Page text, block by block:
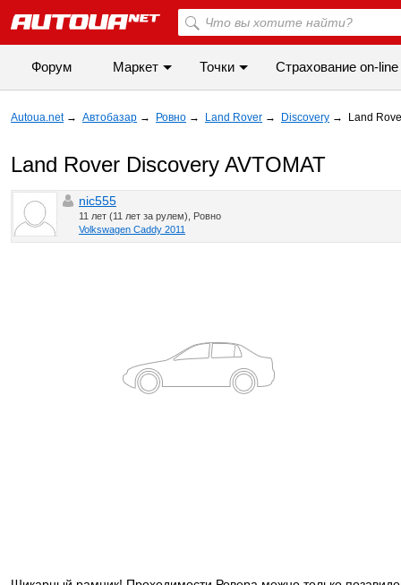
Форум Маркет Точки Cтрахование on-line
Autoua.net → Автобазар → Ровно → Land Rover → Discovery → Land
Land Rover Discovery AVTOMAT
nic555
11 лет (11 лет за рулем), Ровно
Volkswagen Caddy 2011